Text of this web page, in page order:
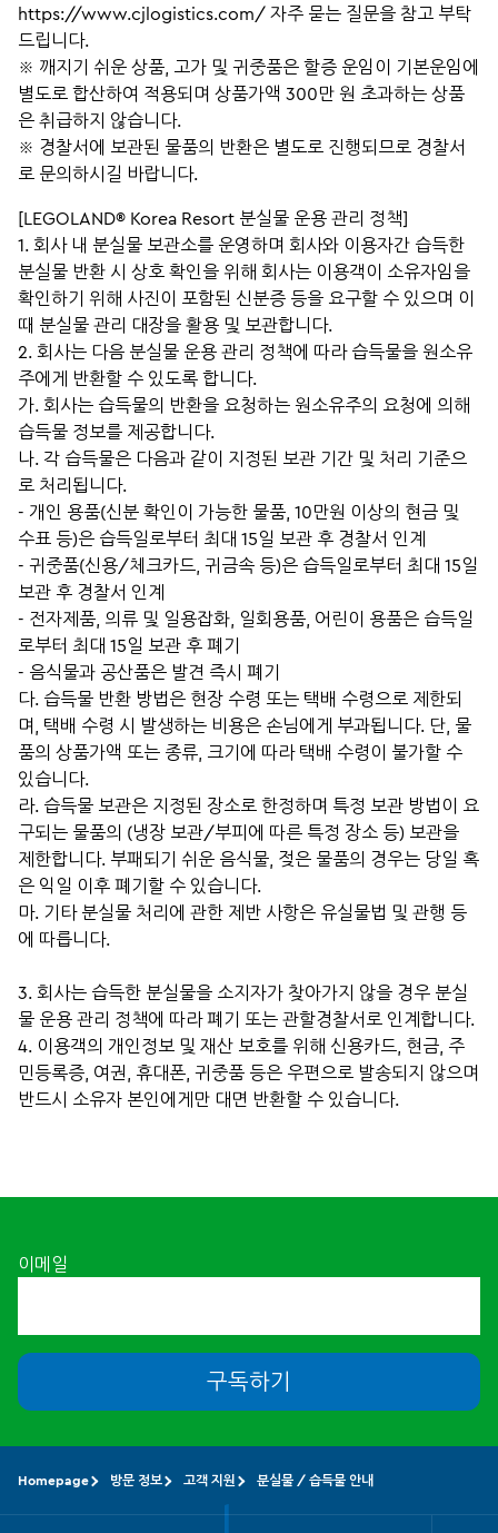
https://www.cjlogistics.com/ 자주 묻는 질문을 참고 부탁
드립니다.
※ 깨지기 쉬운 상품, 고가 및 귀중품은 할증 운임이 기본운임에
별도로 합산하여 적용되며 상품가액 300만 원 초과하는 상품
은 취급하지 않습니다.
※ 경찰서에 보관된 물품의 반환은 별도로 진행되므로 경찰서
로 문의하시길 바랍니다.
[LEGOLAND® Korea Resort 분실물 운용 관리 정책]
1. 회사 내 분실물 보관소를 운영하며 회사와 이용자간 습득한
분실물 반환 시 상호 확인을 위해 회사는 이용객이 소유자임을
확인하기 위해 사진이 포함된 신분증 등을 요구할 수 있으며 이
때 분실물 관리 대장을 활용 및 보관합니다.
2. 회사는 다음 분실물 운용 관리 정책에 따라 습득물을 원소유
주에게 반환할 수 있도록 합니다.
가. 회사는 습득물의 반환을 요청하는 원소유주의 요청에 의해
습득물 정보를 제공합니다.
나. 각 습득물은 다음과 같이 지정된 보관 기간 및 처리 기준으
로 처리됩니다.
- 개인 용품(신분 확인이 가능한 물품, 10만원 이상의 현금 및
수표 등)은 습득일로부터 최대 15일 보관 후 경찰서 인계
- 귀중품(신용/체크카드, 귀금속 등)은 습득일로부터 최대 15일
보관 후 경찰서 인계
- 전자제품, 의류 및 일용잡화, 일회용품, 어린이 용품은 습득일
로부터 최대 15일 보관 후 폐기
- 음식물과 공산품은 발견 즉시 폐기
다. 습득물 반환 방법은 현장 수령 또는 택배 수령으로 제한되
며, 택배 수령 시 발생하는 비용은 손님에게 부과됩니다. 단, 물
품의 상품가액 또는 종류, 크기에 따라 택배 수령이 불가할 수
있습니다.
라. 습득물 보관은 지정된 장소로 한정하며 특정 보관 방법이 요
구되는 물품의 (냉장 보관/부피에 따른 특정 장소 등) 보관을
제한합니다. 부패되기 쉬운 음식물, 젖은 물품의 경우는 당일 혹
은 익일 이후 폐기할 수 있습니다.
마. 기타 분실물 처리에 관한 제반 사항은 유실물법 및 관행 등
에 따릅니다.
3. 회사는 습득한 분실물을 소지자가 찾아가지 않을 경우 분실
물 운용 관리 정책에 따라 폐기 또는 관할경찰서로 인계합니다.
4. 이용객의 개인정보 및 재산 보호를 위해 신용카드, 현금, 주
민등록증, 여권, 휴대폰, 귀중품 등은 우편으로 발송되지 않으며
반드시 소유자 본인에게만 대면 반환할 수 있습니다.
이메일
구독하기
Homepage 방문 정보 고객 지원 분실물 / 습득물 안내